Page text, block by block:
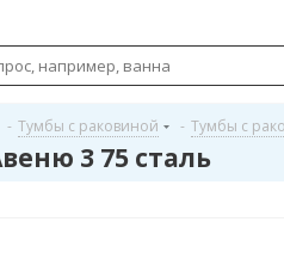
- Тумбы с раковиной - Тумбы с
3 75 сталь